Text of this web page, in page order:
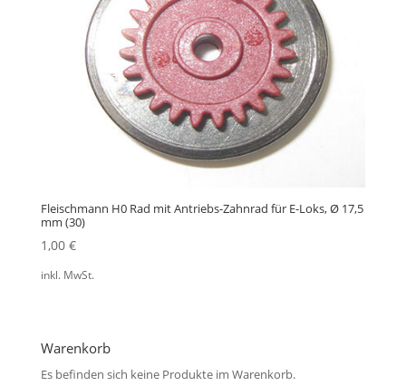
Fleischmann H0 Rad mit Antriebs-Zahnrad für E-Loks, Ø 17,5
mm (30)
1,00 €
inkl. MwSt.
Warenkorb
Es befinden sich keine Produkte im Warenkorb.